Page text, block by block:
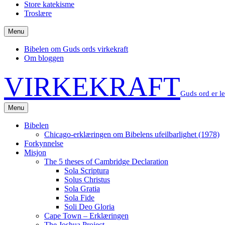
Store katekisme
Troslære
Menu
Bibelen om Guds ords virkekraft
Om bloggen
VIRKEKRAFTGuds ord er
Menu
Bibelen
Chicago-erklæringen om Bibelens ufeilbarlighet (1978)
Forkynnelse
Misjon
The 5 theses of Cambridge Declaration
Sola Scriptura
Solus Christus
Sola Gratia
Sola Fide
Soli Deo Gloria
Cape Town – Erklæringen